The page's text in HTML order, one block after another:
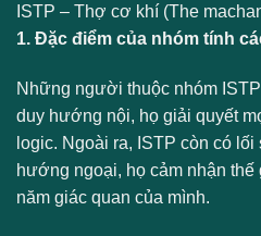
ISTP – Thợ cơ khí (The
1. Đặc điểm của nhóm tính
Những người thuộc nhóm
duy hướng nội, họ giải quyết
logic. Ngoài ra, ISTP còn có
hướng ngoại, họ cảm nhận
năm giác quan của mình.